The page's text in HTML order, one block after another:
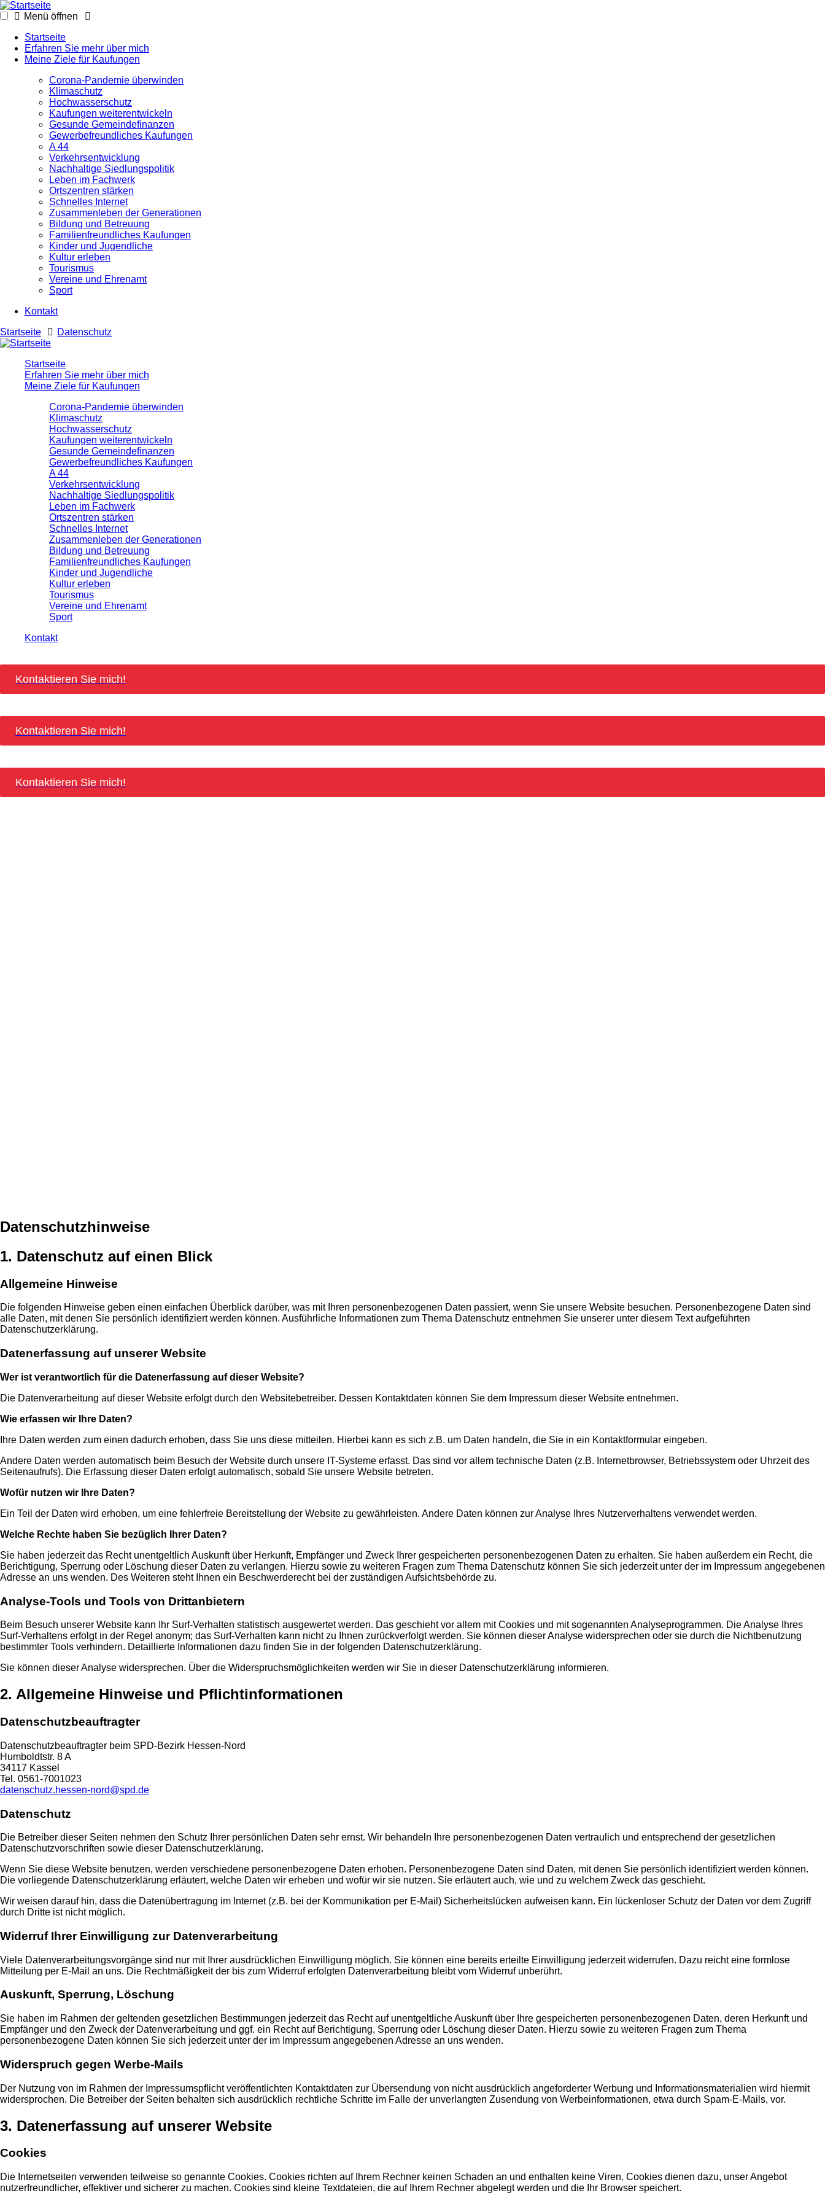
Menü öffnen
Startseite
Erfahren Sie mehr über mich
Meine Ziele für Kaufungen
Corona-Pandemie überwinden
Klimaschutz
Hochwasserschutz
Kaufungen weiterentwickeln
Gesunde Gemeindefinanzen
Gewerbefreundliches Kaufungen
A 44
Verkehrsentwicklung
Nachhaltige Siedlungspolitik
Leben im Fachwerk
Ortszentren stärken
Schnelles Internet
Zusammenleben der Generationen
Bildung und Betreuung
Familienfreundliches Kaufungen
Kinder und Jugendliche
Kultur erleben
Tourismus
Vereine und Ehrenamt
Sport
Kontakt
Startseite
Datenschutz
Startseite
Erfahren Sie mehr über mich
Meine Ziele für Kaufungen
Corona-Pandemie überwinden
Klimaschutz
Hochwasserschutz
Kaufungen weiterentwickeln
Gesunde Gemeindefinanzen
Gewerbefreundliches Kaufungen
A 44
Verkehrsentwicklung
Nachhaltige Siedlungspolitik
Leben im Fachwerk
Ortszentren stärken
Schnelles Internet
Zusammenleben der Generationen
Bildung und Betreuung
Familienfreundliches Kaufungen
Kinder und Jugendliche
Kultur erleben
Tourismus
Vereine und Ehrenamt
Sport
Kontakt
Kontaktieren Sie mich!
Kontaktieren Sie mich!
Kontaktieren Sie mich!
Datenschutzhinweise
1. Datenschutz auf einen Blick
Allgemeine Hinweise
Die folgenden Hinweise geben einen einfachen Überblick darüber, was mit Ihren personenbezogenen Daten passiert, wenn Sie unsere Website besuchen. Personenbezogene Daten sind
alle Daten, mit denen Sie persönlich identifiziert werden können. Ausführliche Informationen zum Thema Datenschutz entnehmen Sie unserer unter diesem Text aufgeführten
Datenschutzerklärung.
Datenerfassung auf unserer Website
Wer ist verantwortlich für die Datenerfassung auf dieser Website?
Die Datenverarbeitung auf dieser Website erfolgt durch den Websitebetreiber. Dessen Kontaktdaten können Sie dem Impressum dieser Website entnehmen.
Wie erfassen wir Ihre Daten?
Ihre Daten werden zum einen dadurch erhoben, dass Sie uns diese mitteilen. Hierbei kann es sich z.B. um Daten handeln, die Sie in ein Kontaktformular eingeben.
Andere Daten werden automatisch beim Besuch der Website durch unsere IT-Systeme erfasst. Das sind vor allem technische Daten (z.B. Internetbrowser, Betriebssystem oder Uhrzeit des
Seitenaufrufs). Die Erfassung dieser Daten erfolgt automatisch, sobald Sie unsere Website betreten.
Wofür nutzen wir Ihre Daten?
Ein Teil der Daten wird erhoben, um eine fehlerfreie Bereitstellung der Website zu gewährleisten. Andere Daten können zur Analyse Ihres Nutzerverhaltens verwendet werden.
Welche Rechte haben Sie bezüglich Ihrer Daten?
Sie haben jederzeit das Recht unentgeltlich Auskunft über Herkunft, Empfänger und Zweck Ihrer gespeicherten personenbezogenen Daten zu erhalten. Sie haben außerdem ein Recht, die
Berichtigung, Sperrung oder Löschung dieser Daten zu verlangen. Hierzu sowie zu weiteren Fragen zum Thema Datenschutz können Sie sich jederzeit unter der im Impressum angegebenen
Adresse an uns wenden. Des Weiteren steht Ihnen ein Beschwerderecht bei der zuständigen Aufsichtsbehörde zu.
Analyse-Tools und Tools von Drittanbietern
Beim Besuch unserer Website kann Ihr Surf-Verhalten statistisch ausgewertet werden. Das geschieht vor allem mit Cookies und mit sogenannten Analyseprogrammen. Die Analyse Ihres
Surf-Verhaltens erfolgt in der Regel anonym; das Surf-Verhalten kann nicht zu Ihnen zurückverfolgt werden. Sie können dieser Analyse widersprechen oder sie durch die Nichtbenutzung
bestimmter Tools verhindern. Detaillierte Informationen dazu finden Sie in der folgenden Datenschutzerklärung.
Sie können dieser Analyse widersprechen. Über die Widerspruchsmöglichkeiten werden wir Sie in dieser Datenschutzerklärung informieren.
2. Allgemeine Hinweise und Pflichtinformationen
Datenschutzbeauftragter
Datenschutzbeauftragter beim SPD-Bezirk Hessen-Nord
Humboldtstr. 8 A
34117 Kassel
Tel. 0561-7001023
datenschutz.hessen-nord@spd.de
Datenschutz
Die Betreiber dieser Seiten nehmen den Schutz Ihrer persönlichen Daten sehr ernst. Wir behandeln Ihre personenbezogenen Daten vertraulich und entsprechend der gesetzlichen
Datenschutzvorschriften sowie dieser Datenschutzerklärung.
Wenn Sie diese Website benutzen, werden verschiedene personenbezogene Daten erhoben. Personenbezogene Daten sind Daten, mit denen Sie persönlich identifiziert werden können.
Die vorliegende Datenschutzerklärung erläutert, welche Daten wir erheben und wofür wir sie nutzen. Sie erläutert auch, wie und zu welchem Zweck das geschieht.
Wir weisen darauf hin, dass die Datenübertragung im Internet (z.B. bei der Kommunikation per E-Mail) Sicherheitslücken aufweisen kann. Ein lückenloser Schutz der Daten vor dem Zugriff
durch Dritte ist nicht möglich.
Widerruf Ihrer Einwilligung zur Datenverarbeitung
Viele Datenverarbeitungsvorgänge sind nur mit Ihrer ausdrücklichen Einwilligung möglich. Sie können eine bereits erteilte Einwilligung jederzeit widerrufen. Dazu reicht eine formlose
Mitteilung per E-Mail an uns. Die Rechtmäßigkeit der bis zum Widerruf erfolgten Datenverarbeitung bleibt vom Widerruf unberührt.
Auskunft, Sperrung, Löschung
Sie haben im Rahmen der geltenden gesetzlichen Bestimmungen jederzeit das Recht auf unentgeltliche Auskunft über Ihre gespeicherten personenbezogenen Daten, deren Herkunft und
Empfänger und den Zweck der Datenverarbeitung und ggf. ein Recht auf Berichtigung, Sperrung oder Löschung dieser Daten. Hierzu sowie zu weiteren Fragen zum Thema
personenbezogene Daten können Sie sich jederzeit unter der im Impressum angegebenen Adresse an uns wenden.
Widerspruch gegen Werbe-Mails
Der Nutzung von im Rahmen der Impressumspflicht veröffentlichten Kontaktdaten zur Übersendung von nicht ausdrücklich angeforderter Werbung und Informationsmaterialien wird hiermit
widersprochen. Die Betreiber der Seiten behalten sich ausdrücklich rechtliche Schritte im Falle der unverlangten Zusendung von Werbeinformationen, etwa durch Spam-E-Mails, vor.
3. Datenerfassung auf unserer Website
Cookies
Die Internetseiten verwenden teilweise so genannte Cookies. Cookies richten auf Ihrem Rechner keinen Schaden an und enthalten keine Viren. Cookies dienen dazu, unser Angebot
nutzerfreundlicher, effektiver und sicherer zu machen. Cookies sind kleine Textdateien, die auf Ihrem Rechner abgelegt werden und die Ihr Browser speichert.